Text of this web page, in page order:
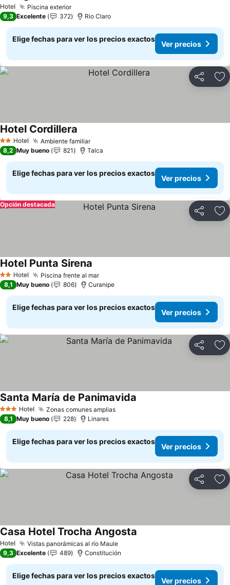
Hotel Piscina exteriorVer precios
9,3 Excelente 372 Rio Claro
Elige fechas para ver los precios exactos
Ver precios
Compartir
2 Estrellas
Hotel Ambiente familiarVer precios
Hotel Cordillera
8,2 Muy bueno 821 Talca
Elige fechas para ver los precios exactos
Ver precios
Compartir
Opción destacada
2 Estrellas
Hotel Piscina frente al marVer precios
Hotel Punta Sirena
8,1 Muy bueno 806 Curanipe
Elige fechas para ver los precios exactos
Ver precios
Compartir
3 Estrellas
Hotel Zonas comunes ampliasVer precios
Santa María de Panimavida
8,1 Muy bueno 228 Linares
Elige fechas para ver los precios exactos
Ver precios
Compartir
Hotel Vistas panorámicas al río MauleVer precios
Casa Hotel Trocha Angosta
9,3 Excelente 489 Constitución
Elige fechas para ver los precios exactos
Ver precios